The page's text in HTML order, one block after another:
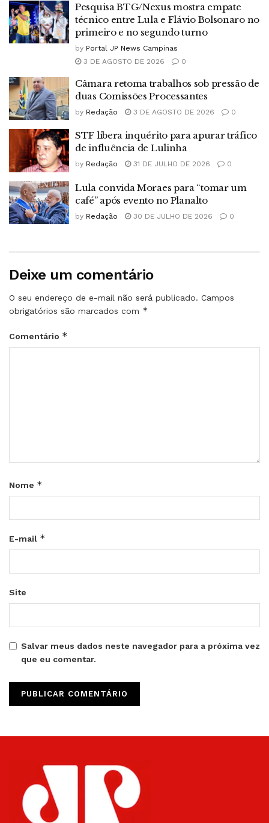
Pesquisa BTG/Nexus mostra empate
técnico entre Lula e Flávio Bolsonaro no
primeiro e no segundo turno
by Portal JP News Campinas
3 DE AGOSTO DE 2026
0
Câmara retoma trabalhos sob pressão de
duas Comissões Processantes
by Redação 3 DE AGOSTO DE 2026 0
STF libera inquérito para apurar tráfico
de influência de Lulinha
by Redação 31 DE JULHO DE 2026 0
Lula convida Moraes para “tomar um
café” após evento no Planalto
by Redação 30 DE JULHO DE 2026 0
Deixe um comentário
O seu endereço de e-mail não será publicado. Campos
obrigatórios são marcados com *
Comentário *
Nome *
E-mail *
Site
Salvar meus dados neste navegador para a próxima vez
que eu comentar.